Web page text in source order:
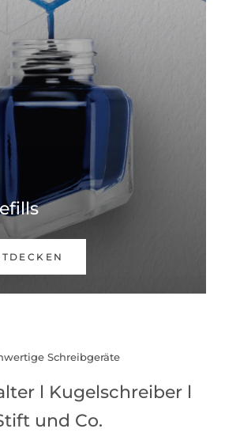
Schreibgeräte
l Kugelschreiber l
und Co.